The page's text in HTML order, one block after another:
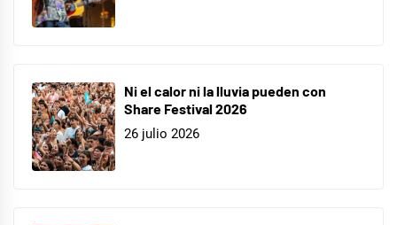
Ni el calor ni la lluvia pueden con
Share Festival 2026
26 julio 2026